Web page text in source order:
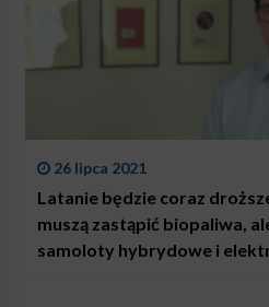
26 lipca 2021
Latanie będzie coraz
muszą zastąpić biopaliwa,
samoloty hybrydowe i